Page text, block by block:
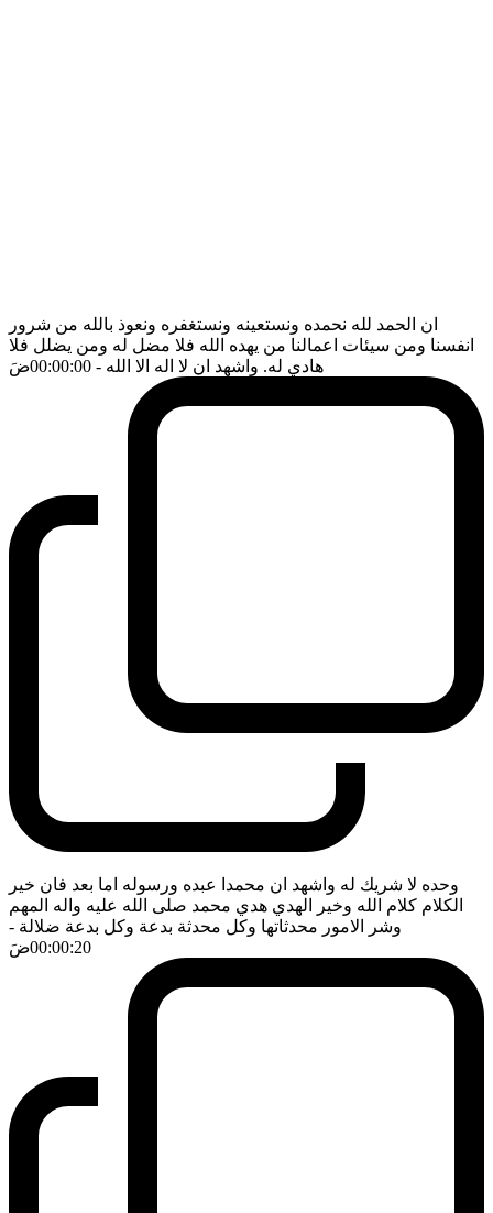
ان الحمد لله نحمده ونستعينه ونستغفره ونعوذ بالله من شرور
انفسنا ومن سيئات اعمالنا من يهده الله فلا مضل له ومن يضلل فلا
هادي له. واشهد ان لا اله الا الله - 00:00:00 ضَ
وحده لا شريك له واشهد ان محمدا عبده ورسوله اما بعد فان خير
الكلام كلام الله وخير الهدي هدي محمد صلى الله عليه واله المهم
وشر الامور محدثاتها وكل محدثة بدعة وكل بدعة ضلالة -
00:00:20ضَ